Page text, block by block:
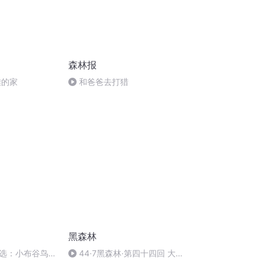
家
森林报
和爸爸去打猎
：小布谷鸟
黑森林
44·7黑森林·第四十四回 大破